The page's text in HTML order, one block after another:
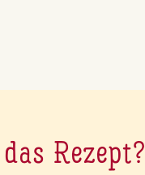
Rezept?